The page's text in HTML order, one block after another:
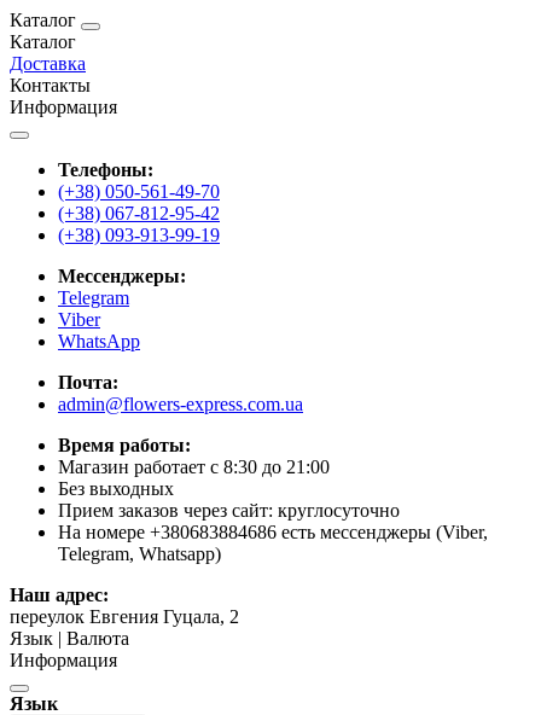
Каталог
Каталог
Доставка
Контакты
Информация
Телефоны:
(+38) 050-561-49-70
(+38) 067-812-95-42
(+38) 093-913-99-19
Мессенджеры:
Telegram
Viber
WhatsApp
Почта:
admin@flowers-express.com.ua
Время работы:
Магазин работает с 8:30 до 21:00
Без выходных
Прием заказов через сайт: круглосуточно
На номере +380683884686 есть мессенджеры (Viber,
Telegram, Whatsapp)
Наш адрес:
переулок Евгения Гуцала, 2
Язык | Валюта
Информация
Язык